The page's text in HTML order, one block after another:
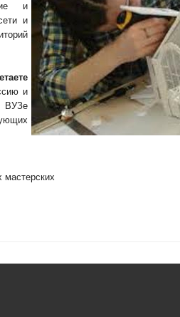
и
и
и
ВУЗе
мастерских